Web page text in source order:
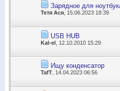
Зарядное для
Тетя Ася, 15.06.2023 18:39
USB HUB
Kal-el , 12.10.2010 15:29
Ищу конденсатор
TafT , 14.04.2023 06:56